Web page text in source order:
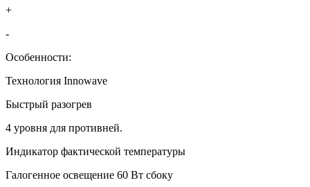
+
-
Особенности:
Технология Innowave
Быстрый разогрев
4 уровня для противней.
Индикатор фактической температуры
Галогенное освещение 60 Вт сбоку